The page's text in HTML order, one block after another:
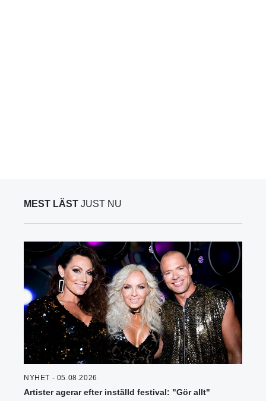
MEST LÄST JUST NU
NYHET - 05.08.2026
Artister agerar efter inställd festival: "Gör allt"